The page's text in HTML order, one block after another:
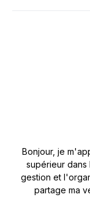
Bonjour, je
supérieur dans
gestion et
partage ma